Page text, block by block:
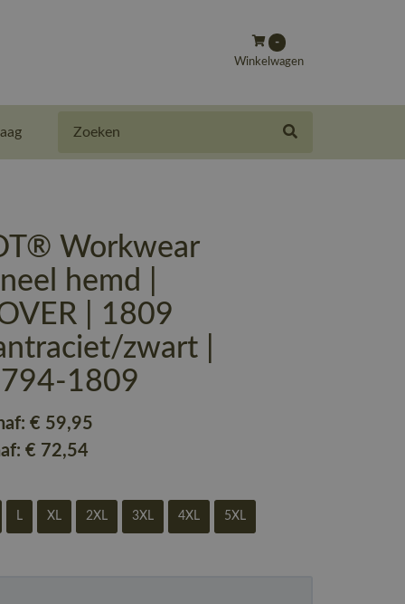
-
Winkelwagen
Workwear
hemd |
| 1809
zwart |
1809
€ 59,95
€ 72,54
L XL 2XL 3XL 4XL 5XL